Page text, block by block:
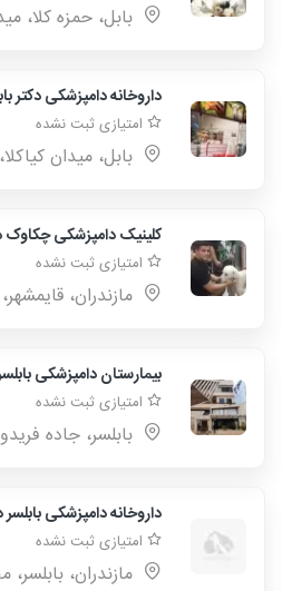
بابل، حمزه كلا،
داروخانه دامپزشکی دکتر
امتیازی ثبت نشده
بابل، میدان
کلینیک دامپزشکی چکاوک
امتیازی ثبت نشده
مازندران،
بیمارستان دامپزشکی
امتیازی ثبت نشده
بابلسر، جاده
داروخانه دامپزشکی
امتیازی ثبت نشده
مازندران،